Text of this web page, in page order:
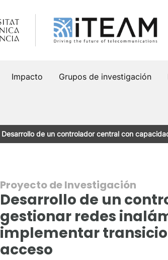
Impacto Grupos de investigación
Desarrollo de un controlador central con
Proyecto de Investigación
Desarrollo de un
gestionar redes
implementar
acceso